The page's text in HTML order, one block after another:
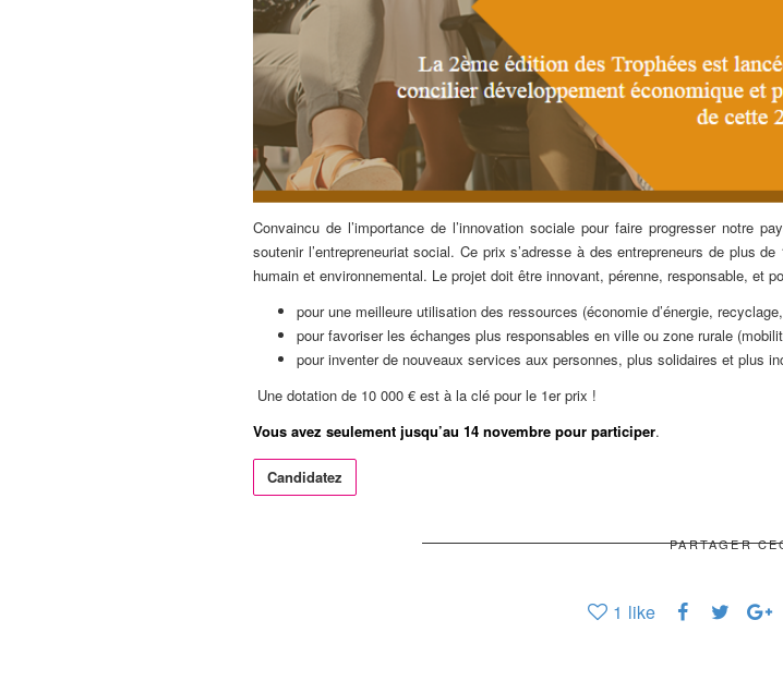
Convaincu de l’importance de l’innovation sociale pour faire progresser notre
soutenir l’entrepreneuriat social. Ce prix s’adresse à des entrepreneurs de plus
humain et environnemental. Le projet doit être innovant, pérenne, responsable, et
pour une meilleure utilisation des ressources (économie d’énergie,
pour favoriser les échanges plus responsables en ville ou zone rurale
pour inventer de nouveaux services aux personnes, plus solidaires et plus
Une dotation de 10 000 € est à la clé pour le 1er prix !
Vous avez seulement jusqu’au 14 novembre pour participer.
Candidatez
PARTAGER
1 like